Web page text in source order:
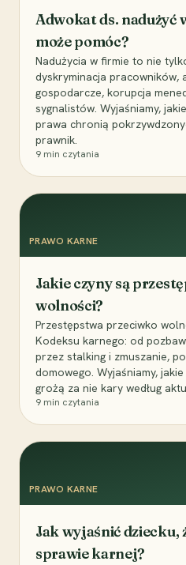
Adwokat ds. nadużyć
może pomóc?
Nadużycia w firmie to nie
dyskryminacja pracowników,
gospodarcze, korupcja
sygnalistów. Wyjaśniamy,
prawa chronią
prawnik.
9 min czytania
PRAWO KARNE
Jakie czyny są
wolności?
Przestępstwa przeciwko
Kodeksu karnego: od
przez stalking i zmuszanie,
domowego. Wyjaśniamy,
grożą za nie kary według
9 min czytania
PRAWO KARNE
Jak wyjaśnić dziecku,
sprawie karnej?